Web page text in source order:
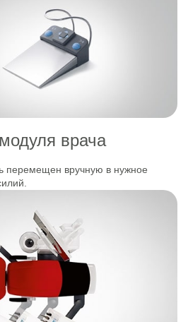
врача
перемещен вручную в нужное